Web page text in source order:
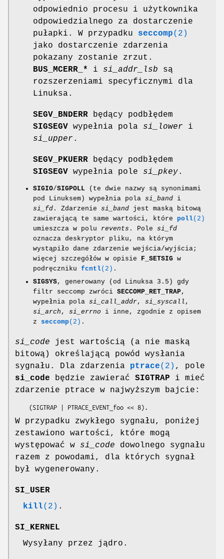
odpowiednio procesu i użytkownika
odpowiedzialnego za dostarczenie
pułapki. W przypadku seccomp(2)
jako dostarczenie zdarzenia
pokazany zostanie zrzut.
BUS_MCERR_*
i si_addr_lsb są
rozszerzeniami specyficznymi dla
Linuksa.
SEGV_BNDERR będący podbłędem
SIGSEGV wypełnia pola si_lower i
si_upper .
SEGV_PKUERR będący podbłędem
SIGSEGV wypełnia pole si_pkey.
SIGIO/SIGPOLL (te dwie nazwy są synonimami
pod Linuksem) wypełnia pola si_band i
si_fd . Zdarzenie si_band jest maską bitową
zawierającą te same wartości, które poll(2)
umieszcza w polu revents . Pole si_fd
oznacza deskryptor pliku, na którym
wystąpiło dane zdarzenie wejścia/wyjścia;
więcej szczegółów w opisie F_SETSIG w
podręczniku fcntl(2) .
SIGSYS, generowany (od Linuksa 3.5) gdy
filtr seccomp zwróci SECCOMP_RET_TRAP,
wypełnia pola si_call_addr, si_syscall ,
si_arch , si_errno i inne, zgodnie z opisem
z seccomp(2) .
si_code jest wartością (a nie maską
bitową) określającą powód wysłania
sygnału. Dla zdarzenia ptrace(2) , pole
si_code będzie zawierać SIGTRAP i mieć
zdarzenie ptrace w najwyższym bajcie:
    (SIGTRAP | PTRACE_EVENT_foo << 8).
W przypadku zwykłego sygnału, poniżej
zestawiono wartości, które mogą
występować w si_code dowolnego sygnału
razem z powodami, dla których sygnał
był wygenerowany.
SI_USER
kill(2) .
SI_KERNEL
Wysyłany przez jądro.